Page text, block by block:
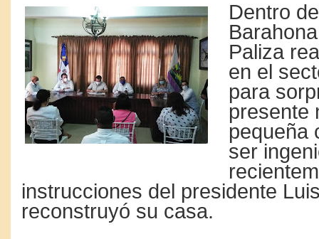
Dentro
Paliza
en el
para
presente
pequeña
ser
instrucciones del presidente
reconstruyó su casa.